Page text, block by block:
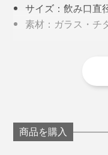
チタン膜は半透明に
サイズ：飲み口直
素材：ガラス・チ
保証：１ヶ月（
商品同梱の保証書
やわらかいスポン
洗剤を使用してく
商品を購入